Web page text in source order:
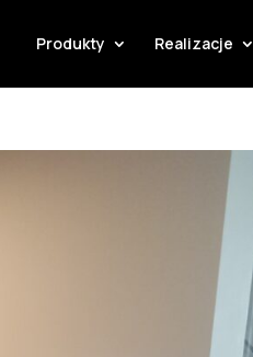
Produkty Realizacje